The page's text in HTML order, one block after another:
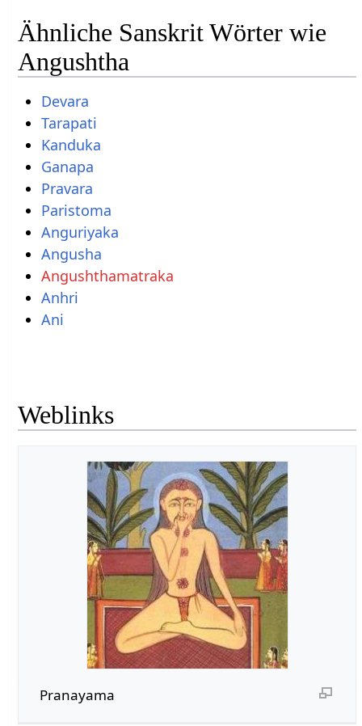
Ähnliche Sanskrit Wörter wie
Angushtha
Devara
Tarapati
Kanduka
Ganapa
Pravara
Paristoma
Anguriyaka
Angusha
Angushthamatraka
Anhri
Ani
Weblinks
Pranayama